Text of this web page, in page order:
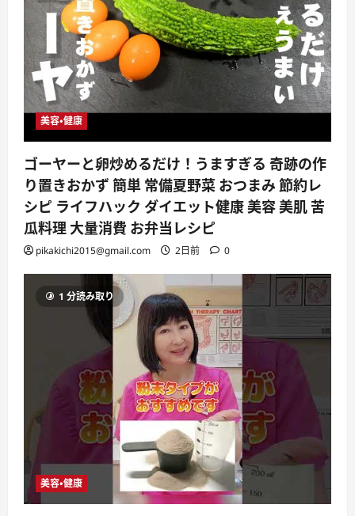
美容・健康
ゴーヤーと卵炒めるだけ！うますぎる 奇跡の作
り置きおかず 簡単 常備夏野菜 おつまみ 節約レ
シピ ライフハック ダイエット健康 美容 美肌 苦
瓜料理 大量消費 お弁当レシピ
pikakichi2015@gmail.com 2日前 0
1 分読み取り
美容・健康